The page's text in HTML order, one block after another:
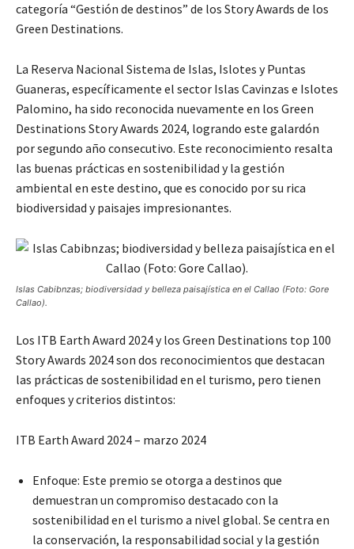
categoría “Gestión de destinos” de los Story Awards de los
Green Destinations.
La Reserva Nacional Sistema de Islas, Islotes y Puntas
Guaneras, específicamente el sector Islas Cavinzas e Islotes
Palomino, ha sido reconocida nuevamente en los Green
Destinations Story Awards 2024, logrando este galardón
por segundo año consecutivo. Este reconocimiento resalta
las buenas prácticas en sostenibilidad y la gestión
ambiental en este destino, que es conocido por su rica
biodiversidad y paisajes impresionantes.
Islas Cabibnzas; biodiversidad y belleza paisajística en el Callao (Foto: Gore
Callao).
Los ITB Earth Award 2024 y los Green Destinations top 100
Story Awards 2024 son dos reconocimientos que destacan
las prácticas de sostenibilidad en el turismo, pero tienen
enfoques y criterios distintos:
ITB Earth Award 2024 – marzo 2024
Enfoque: Este premio se otorga a destinos que
demuestran un compromiso destacado con la
sostenibilidad en el turismo a nivel global. Se centra en
la conservación, la responsabilidad social y la gestión